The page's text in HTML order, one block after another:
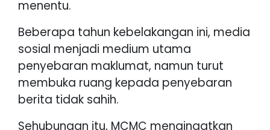
menentu.
Beberapa tahun kebelakangan ini, media
sosial menjadi medium utama
penyebaran maklumat, namun turut
membuka ruang kepada penyebaran
berita tidak sahih.
Sehubungan itu, MCMC mengingatkan